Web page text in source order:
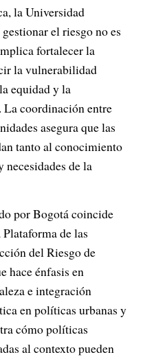
la Universidad
el riesgo no es
fortalecer la
la vulnerabilidad
equidad y la
coordinación entre
asegura que las
tanto al conocimiento
necesidades de la
por Bogotá coincide
de las
del Riesgo de
hace énfasis en
e integración
en políticas urbanas y
cómo políticas
al contexto pueden